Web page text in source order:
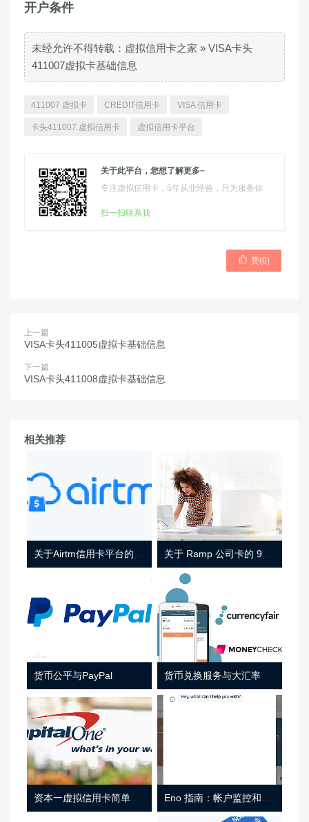
开户条件
未经允许不得转载： 虚拟信用卡之家 » VISA卡头
411007虚拟卡基础信息
411007 虚拟卡 CREDIT信用卡 VISA 信用卡
卡头411007 虚拟信用卡 虚拟信用卡平台
关于此平台，您想了解更多~
专注虚拟信用卡，5年从业经验，只为服务你
扫一扫联系我
 赞(0)
上一篇
VISA卡头411005虚拟卡基础信息
下一篇
VISA卡头411008虚拟卡基础信息
相关推荐
货币公平与PayPal 货币兑换服务与大汇率
资本一虚拟信用卡简单介绍